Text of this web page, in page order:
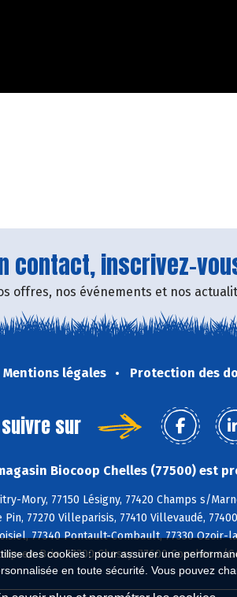
des cookies : pour assurer une
en toute sécurité. Vous pouvez
contact, inscrivez-
offres, nos événements et nos
Mentions légales Protection des
sur
Biocoop Chelles (77500) est
Mory, 77150 Lésigny, 77420 Champs s/
Pin, 77270 Villeparisis, 77410 Villevaudé,
77340 Pontault-Combault, 77330 Ozoir-
en-Brie, 77700 Chessy, 77600 Conches s/